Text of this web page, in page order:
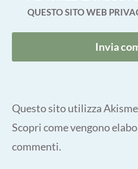
QUESTO SITO WEB
Questo sito utilizza
Scopri come vengono
commenti.